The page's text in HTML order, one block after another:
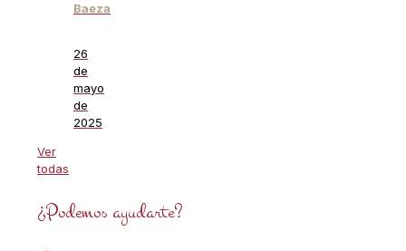
Baeza
26
de
mayo
de
2025
Ver
todas
¿Podemos ayudarte?